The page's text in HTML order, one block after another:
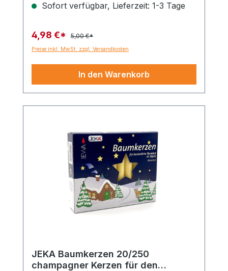
Sofort verfügbar, Lieferzeit: 1-3 Tage
4,98 €* 5,00 €*
Preise inkl. MwSt. zzgl. Versandkosten
In den Warenkorb
JEKA Baumkerzen 20/250
champagner Kerzen für den